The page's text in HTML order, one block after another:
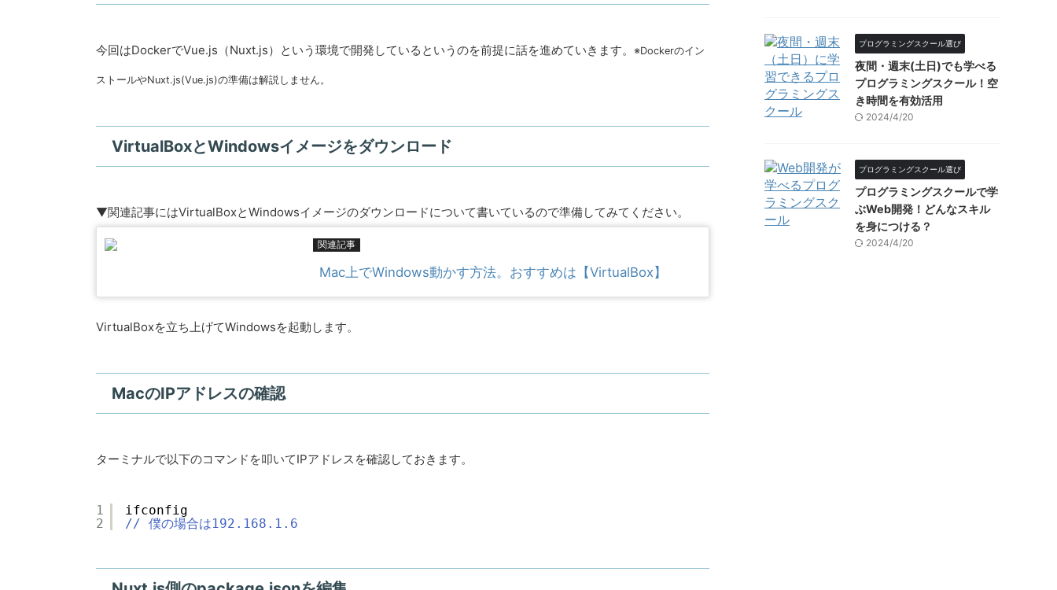
今回はDockerでVue.js（Nuxt.js）という環境で開発しているというのを前提に話を進めていきます。 ※Dockerのイン
ストールやNuxt.js(Vue.js)の準備は解説しません。
VirtualBoxとWindowsイメージをダウンロード
▼関連記事にはVirtualBoxとWindowsイメージのダウンロードについて書いているので準備してみてください。
関連記事
Mac上でWindows動かす方法。おすすめは【VirtualBox】
VirtualBoxを立ち上げてWindowsを起動します。
MacのIPアドレスの確認
ターミナルで以下のコマンドを叩いてIPアドレスを確認しておきます。
1
2
ifconfig
// 僕の場合は192.168.1.6
プログラミングスクール選び
夜間・週末(土日)でも学べる
プログラミングスクール！空
き時間を有効活用
2024/4/20
プログラミングスクール選び
プログラミングスクールで学
ぶWeb開発！どんなスキル
を身につける？
2024/4/20